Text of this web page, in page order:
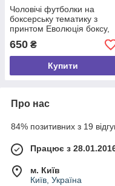
Чоловічі футболки на
боксерську тематику з
принтом Еволюція боксу,
бавовняна футболка з
боксерами розмір S
650 ₴
Купити
Про нас
84% позитивних з 19
Працює з
м. Київ
Київ, Україна